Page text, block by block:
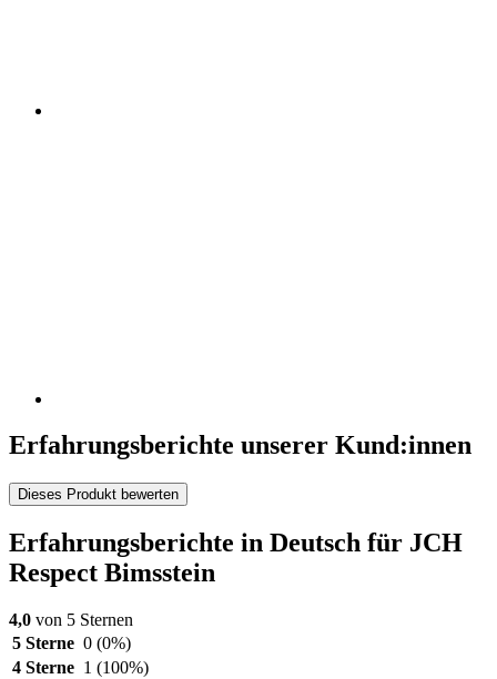
Erfahrungsberichte unserer Kund:innen
Dieses Produkt bewerten
Erfahrungsberichte in Deutsch für JCH
Respect Bimsstein
4,0 von 5 Sternen
5 Sterne 0 (0%)
4 Sterne 1 (100%)